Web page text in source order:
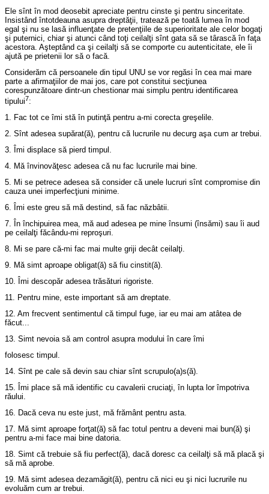
Ele sînt în mod deosebit apreciate pentru cinste şi pentru sinceritate.
Insistând întotdeauna asupra dreptăţii, tratează pe toată lumea în mod
egal şi nu se lasă influenţate de pretenţiile de superioritate ale celor bogaţi
şi puternici, chiar şi atunci când toţi ceilalţi sînt gata să se târască în faţa
acestora. Aşteptând ca şi ceilalţi să se comporte cu autenticitate, ele îi
ajută pe prietenii lor să o facă.
Considerăm că persoanele din tipul UNU se vor regăsi în cea mai mare
parte a afirmaţiilor de mai jos, care pot constitui secţiunea
corespunzătoare dintr-un chestionar mai simplu pentru identificarea
tipului7:
1. Fac tot ce îmi stă în putinţă pentru a-mi corecta greşelile.
2. Sînt adesea supărat(ă), pentru că lucrurile nu decurg aşa cum ar trebui.
3. Îmi displace să pierd timpul.
4. Mă învinovăţesc adesea că nu fac lucrurile mai bine.
5. Mi se petrece adesea să consider că unele lucruri sînt compromise din
cauza unei imperfecţiuni minime.
6. Îmi este greu să mă destind, să fac năzbâtii.
7. În închipuirea mea, mă aud adesea pe mine însumi (însămi) sau îi aud
pe ceilalţi făcându-mi reproşuri.
8. Mi se pare că-mi fac mai multe griji decât ceilalţi.
9. Mă simt aproape obligat(ă) să fiu cinstit(ă).
10. Îmi descopăr adesea trăsături rigoriste.
11. Pentru mine, este important să am dreptate.
12. Am frecvent sentimentul că timpul fuge, iar eu mai am atâtea de
făcut...
13. Simt nevoia să am control asupra modului în care îmi
folosesc timpul.
14. Sînt pe cale să devin sau chiar sînt scrupulo(a)s(ă).
15. Îmi place să mă identific cu cavalerii cruciaţi, în lupta lor împotriva
răului.
16. Dacă ceva nu este just, mă frământ pentru asta.
17. Mă simt aproape forţat(ă) să fac totul pentru a deveni mai bun(ă) şi
pentru a-mi face mai bine datoria.
18. Simt că trebuie să fiu perfect(ă), dacă doresc ca ceilalţi să mă placă şi
să mă aprobe.
19. Mă simt adesea dezamăgit(ă), pentru că nici eu şi nici lucrurile nu
evoluăm cum ar trebui.